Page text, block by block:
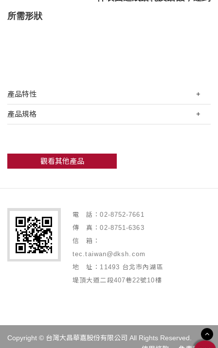
所需形狀
產品特性
產品規格
觀看其他產品
電 話：02-8752-7661
傳 真：02-8751-6363
信 箱：
tec.taiwan@dksh.com
地 址：11493 台北市內湖區
堤頂大道二段407巷22號10樓
Copyright © 台灣大昌華嘉股份有限公司 All Rights Reserved.